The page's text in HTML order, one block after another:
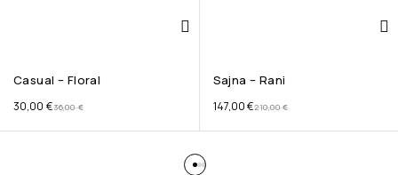
Casual – Floral
36,00€
30,00 €
Sajna – Rani
210,00€
147,00€